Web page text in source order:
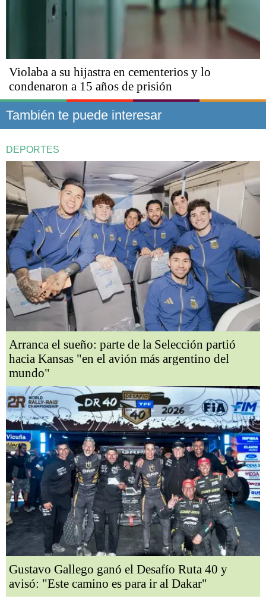
Violaba a su hijastra en cementerios y lo
condenaron a 15 años de prisión
También te puede interesar
DEPORTES
Arranca el sueño: parte de la Selección partió
hacia Kansas "en el avión más argentino del
mundo"
Gustavo Gallego ganó el Desafío Ruta 40 y
avisó: "Este camino es para ir al Dakar"